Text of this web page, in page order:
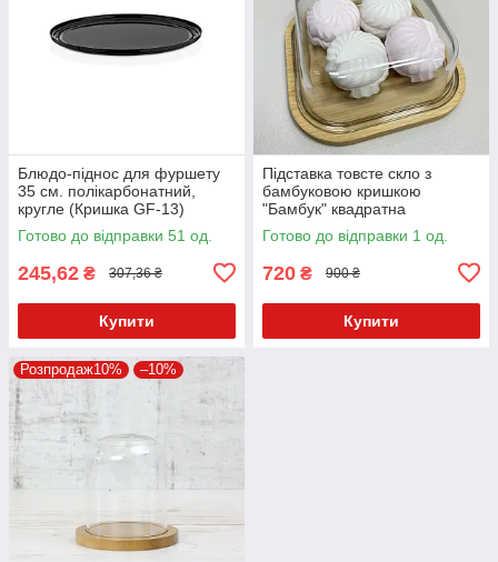
Блюдо-піднос для фуршету
35 см. полікарбонатний,
кругле (Кришка GF-13)
GastroPlast
Готово до відправки 51 од.
245,62 ₴ 307,36 ₴
Купити
Підставка товсте скло з
бамбуковою кришкою
"Бамбук" квадратна
17,5х17,5см (кришка
19х19см), висота 7,5см, 1230
Готово до відправки 1 од.
720 ₴ 900 ₴
Купити
Розпродаж10% –10%